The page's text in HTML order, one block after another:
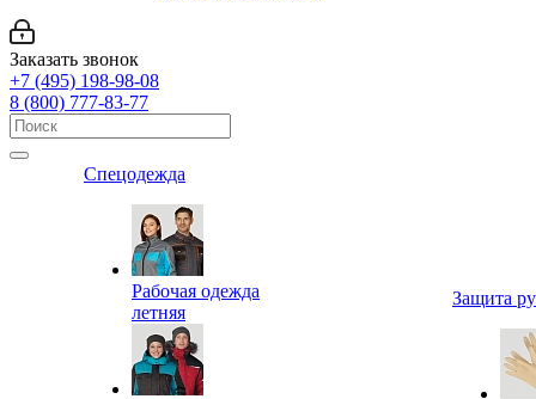
Заказать звонок
+7 (495) 198-98-08
8 (800) 777-83-77
Спецодежда
Рабочая одежда
летняя
Защита